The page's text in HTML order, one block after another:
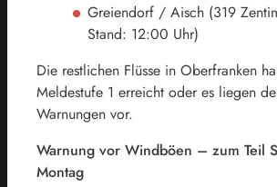
Greiendorf / Aisch (319
Stand: 12:00 Uhr)
Die restlichen Flüsse in Oberfranken
Meldestufe 1 erreicht oder es liegen
Warnungen vor.
Warnung vor Windböen – zum Teil
Montag